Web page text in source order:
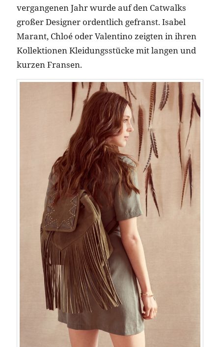
vergangenen Jahr wurde auf den Catwalks
großer Designer ordentlich gefranst. Isabel
Marant, Chloé oder Valentino zeigten in ihren
Kollektionen Kleidungsstücke mit langen und
kurzen Fransen.